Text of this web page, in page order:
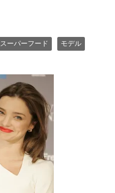
スーパーフード モデル